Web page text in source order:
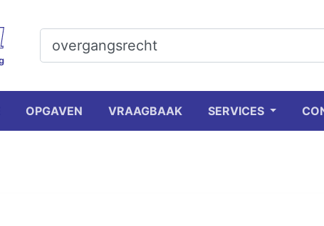
OPGAVEN VRAAGBAAK SERVICES